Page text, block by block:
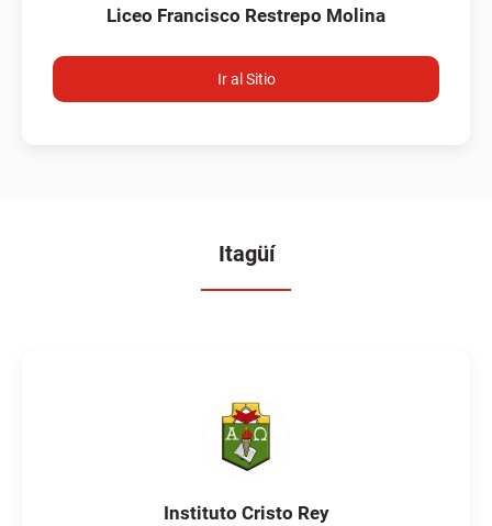
Liceo Francisco Restrepo Molina
Ir al Sitio
Itagüí
Instituto Cristo Rey